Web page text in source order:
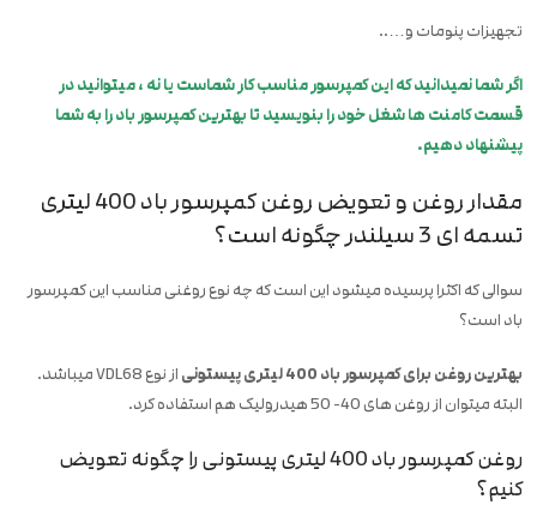
تجهیزات پنومات و…..
اگر شما نمیدانید که این کمپرسور مناسب کار شماست یا نه ، میتوانید در
قسمت کامنت ها شغل خود را بنویسید تا بهترین کمپرسور باد را به شما
پیشنهاد دهیم.
مقدار روغن و تعویض روغن کمپرسور باد 400 لیتری
تسمه ای 3 سیلندر چگونه است؟‌
سوالی که اکثرا پرسیده میشود این است که چه نوع روغنی مناسب این کمپرسور
باد است؟
بهترین روغن برای کمپرسور باد 400 لیتری پیستونی
از نوع VDL68 میباشد.
البته میتوان از روغن های 40- 50 هیدرولیک هم استفاده کرد.
روغن کمپرسور باد 400 لیتری پیستونی را چگونه تعویض
کنیم؟